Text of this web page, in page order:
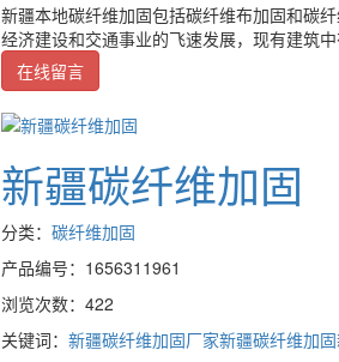
新疆本地碳纤维加固包括碳纤维布加固和碳
经济建设和交通事业的飞速发展，现有建筑
在线留言
新疆碳纤维加固
分类： 碳纤维加固
产品编号：1656311961
浏览次数：422
关键词： 新疆碳纤维加固厂家新疆碳纤维加固